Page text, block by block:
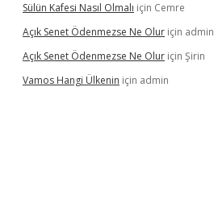
Sülün Kafesi Nasıl Olmalı için Cemre
Açık Senet Ödenmezse Ne Olur için admin
Açık Senet Ödenmezse Ne Olur için Şirin
Vamos Hangi Ülkenin için admin